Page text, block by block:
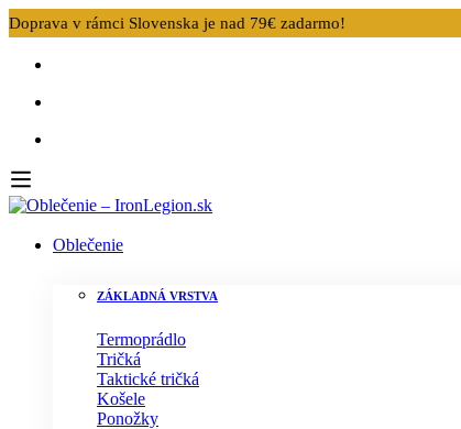
Doprava v rámci Slovenska je nad 79€ zadarmo!
Oblečenie
ZÁKLADNÁ VRSTVA
Termoprádlo
Tričká
Taktické tričká
Košele
Ponožky